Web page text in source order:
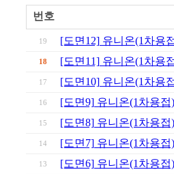
번호
19 [도면12] 유니온(1차용
18 [도면11] 유니온(1차용
17 [도면10] 유니온(1차용
16 [도면9] 유니온(1차용접
15 [도면8] 유니온(1차용
14 [도면7] 유니온(1차용
13 [도면6] 유니온(1차용접